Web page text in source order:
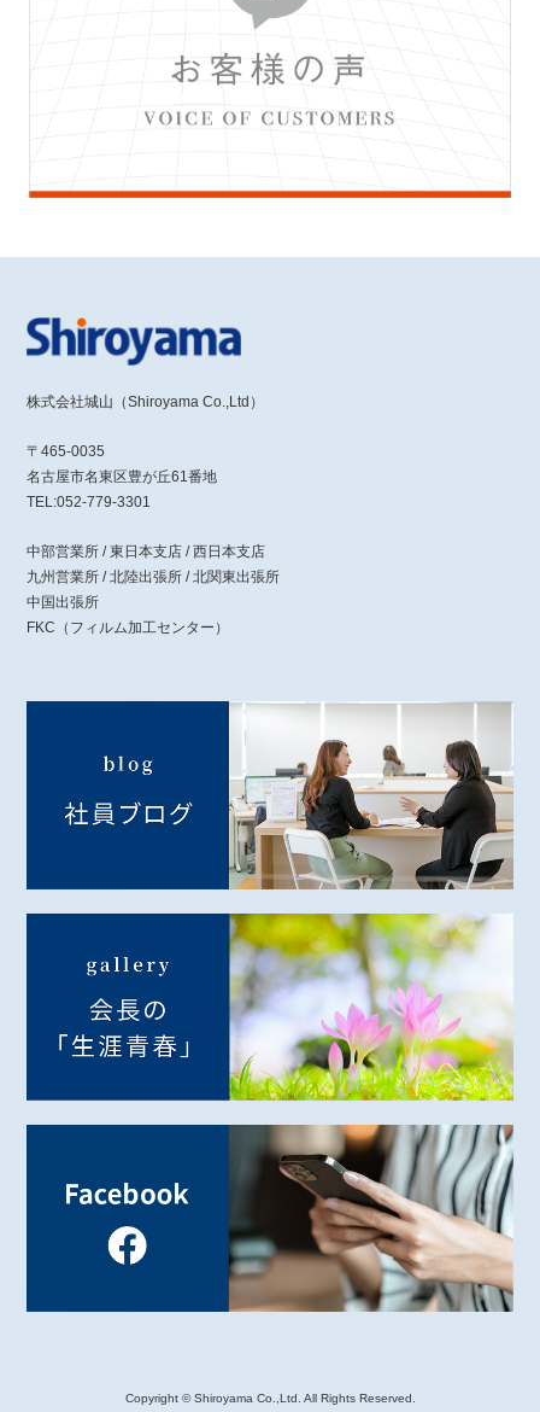
株式会社城山（Shiroyama Co.,Ltd）
〒465-0035
名古屋市名東区豊が丘61番地
TEL:052-779-3301
中部営業所 / 東日本支店 / 西日本支店
九州営業所 / 北陸出張所 / 北関東出張所
中国出張所
FKC（フィルム加工センター）
Copyright © Shiroyama Co.,Ltd. All Rights Reserved.